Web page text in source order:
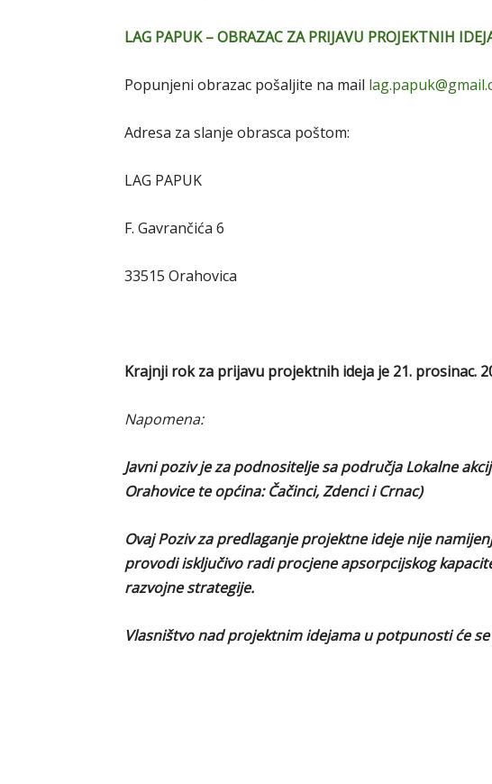
LAG PAPUK – OBRAZAC ZA PRIJAVU PROJEKTNIH
Popunjeni obrazac pošaljite na mail
Adresa za slanje obrasca poštom:
LAG PAPUK
F. Gavrančića 6
33515 Orahovica
Krajnji rok za prijavu projektnih ideja je 21. prosinac.
Napomena:
Javni poziv je za podnositelje sa područja Lokalne
Orahovice te općina: Čačinci, Zdenci i Crnac)
Ovaj Poziv za predlaganje projektne ideje nije
provodi isključivo radi procjene apsorpcijskog
razvojne strategije.
Vlasništvo nad projektnim idejama u potpunosti će